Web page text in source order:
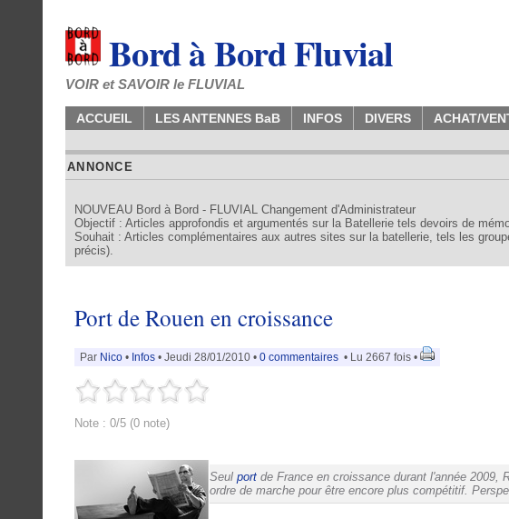
Bord à Bord Fluvial
VOIR et SAVOIR le FLUVIAL
ACCUEIL LES ANTENNES BaB INFOS DIVERS ACHAT/
ANNONCE
NOUVEAU Bord à Bord - FLUVIAL Changement d'Administrateur
Objectif : Articles approfondis et argumentés sur la Batellerie tels devoirs de
Souhait : Articles complémentaires aux autres sites sur la batellerie, tels les
précis).
Port de Rouen en croissance
Par Nico • Infos • Jeudi 28/01/2010 • 0 commentaires • Lu 2667 fois •
Note : 0/5 (0 note)
Seul port de France en croissance durant l'année 2009,
ordre de marche pour être encore plus compétitif.